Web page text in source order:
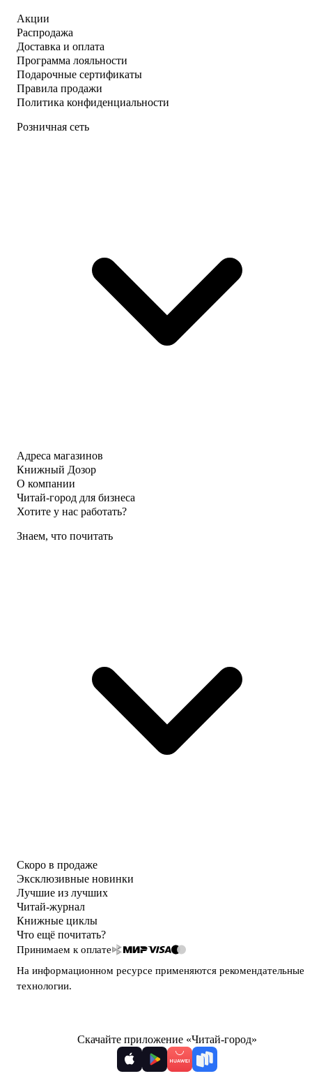
Акции
Распродажа
Доставка и оплата
Программа лояльности
Подарочные сертификаты
Правила продажи
Политика конфиденциальности
Розничная сеть
Адреса магазинов
Книжный Дозор
О компании
Читай-город для бизнеса
Хотите у нас работать?
Знаем, что почитать
Скоро в продаже
Эксклюзивные новинки
Лучшие из лучших
Читай-журнал
Книжные циклы
Что ещё почитать?
Принимаем к оплате
На информационном ресурсе применяются рекомендательные
технологии.
Скачайте приложение «Читай-город»